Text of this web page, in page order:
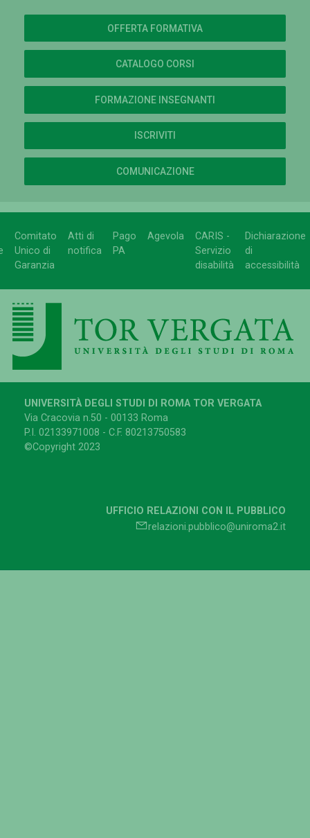
OFFERTA FORMATIVA
CATALOGO CORSI
FORMAZIONE INSEGNANTI
ISCRIVITI
COMUNICAZIONE
Comitato
Unico di
Garanzia
Atti di
notifica
Pago
PA
Agevola
CARIS -
Servizio
disabilità
Dichiarazione
di
accessibilità
UNIVERSITÀ DEGLI STUDI DI ROMA TOR VERGATA
Via Cracovia n.50 - 00133 Roma
P.I. 02133971008 - C.F. 80213750583
©Copyright 2023
UFFICIO RELAZIONI CON IL PUBBLICO
relazioni.pubblico@uniroma2.it